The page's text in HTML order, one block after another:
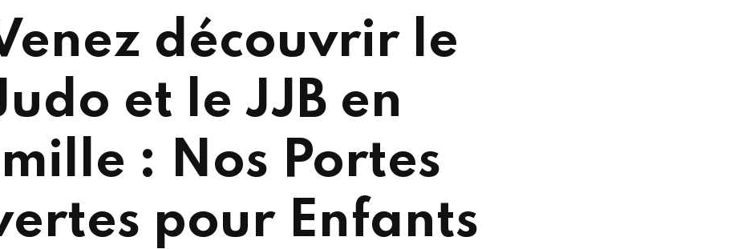
découvrir le
et le JJB en
: Nos Portes
pour Enfants